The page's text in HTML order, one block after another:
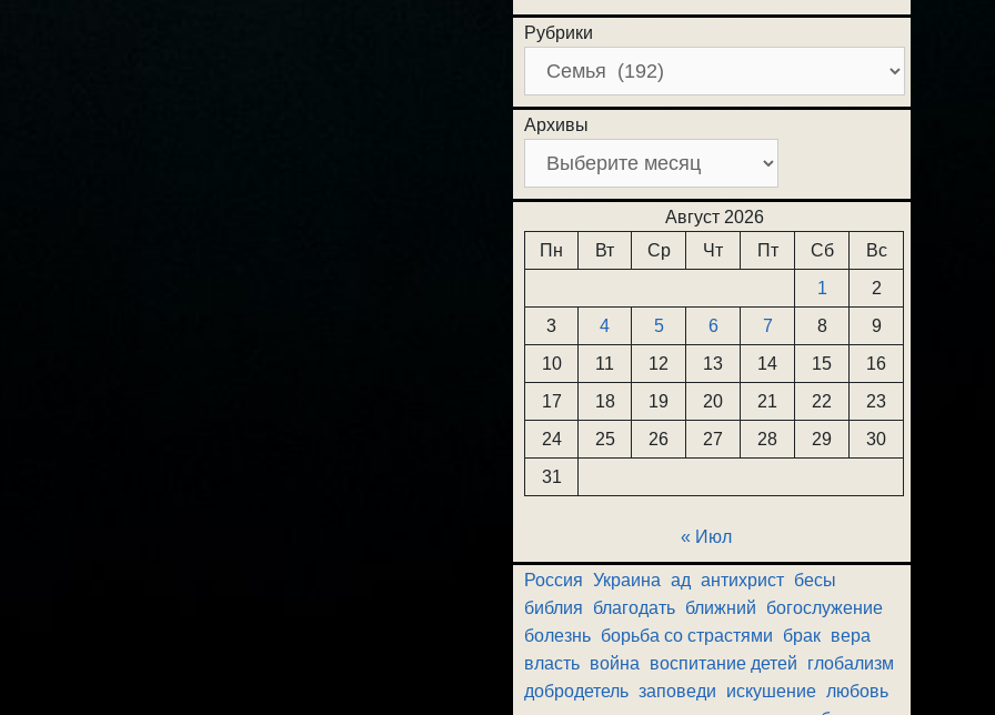
Рубрики
Архивы
Август 2026
Пн
Вт Ср Чт Пт Сб
Вс
1
2
3
4 5 6 7 8
9
10
11 12 13 14 15
16
17
18 19 20 21 22
23
24
25 26 27 28 29
30
31
« Июл
Россия Украина ад антихрист бесы
библия
благодать ближний
богослужение
болезнь борьба со страстями брак вера
власть война воспитание детей
глобализм
добродетель заповеди искушение любовь